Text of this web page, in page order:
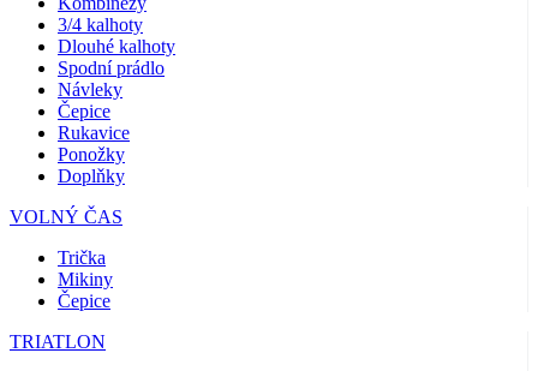
3/4 kalhoty
Dlouhé kalhoty
Spodní prádlo
Návleky
Čepice
Rukavice
Ponožky
Doplňky
VOLNÝ ČAS
Trička
Mikiny
Čepice
TRIATLON